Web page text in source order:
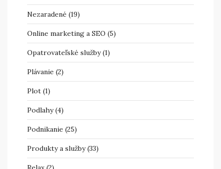
Nezaradené (19)
Online marketing a SEO (5)
Opatrovateľské služby(1)
Plávanie (2)
Plot (1)
Podlahy(4)
Podnikanie (25)
Produkty a služby(33)